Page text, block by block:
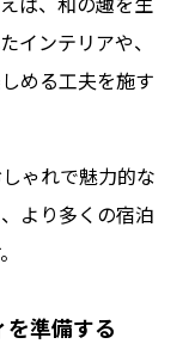
インテリアや、
める工夫を施す
ゃれで魅力的な
より多くの宿泊
準備する